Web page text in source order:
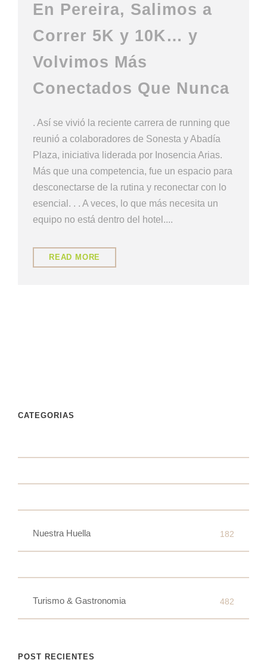
En Pereira, Salimos a
Correr 5K y 10K… y
Volvimos Más
Conectados Que Nunca
. Así se vivió la reciente carrera de running que
reunió a colaboradores de Sonesta y Abadía
Plaza, iniciativa liderada por Inosencia Arias.
Más que una competencia, fue un espacio para
desconectarse de la rutina y reconectar con lo
esencial. . . A veces, lo que más necesita un
equipo no está dentro del hotel....
READ MORE
CATEGORIAS
Nuestra Huella 182
Turismo & Gastronomia 482
POST RECIENTES